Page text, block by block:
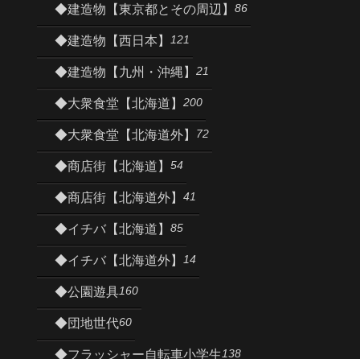
◆建造物【東京都とその周辺】 86
◆建造物【西日本】 121
◆建造物【九州・沖縄】 21
◆大衆食堂【北海道】 200
◆大衆食堂【北海道外】 72
◆商店街【北海道】 54
◆商店街【北海道外】 41
◆イチバ【北海道】 85
◆イチバ【北海道外】 14
◆公園遊具160
◆団地世代60
◆フラッシャー自転車小学生138